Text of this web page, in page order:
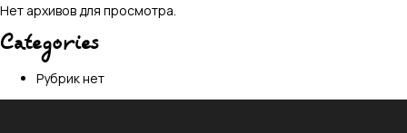
Нет архивов для просмотра.
Categories
Рубрик нет